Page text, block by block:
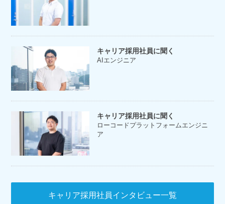
キャリア採用社員に聞く
AIエンジニア
キャリア採用社員に聞く
ローコードプラットフォームエンジニ
ア
キャリア採用社員インタビュー一覧